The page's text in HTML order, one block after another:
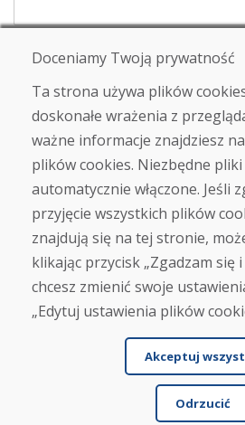
Wysłać
Infolinia
+421 919 282 306
info@domivosport.pl
O nas
O nas
Sklep
Kontakt
Doceniamy Twoją prywatność
Ta strona używa plików
doskonałe wrażenia z
ważne informacje znajdziesz
plików cookies. Niezbędne
automatycznie włączone. Jeśli
przyjęcie wszystkich plików
znajdują się na tej stronie,
klikając przycisk „Zgadzam się
chcesz zmienić swoje
„Edytuj ustawienia plików
Akceptuj
Odrzucić